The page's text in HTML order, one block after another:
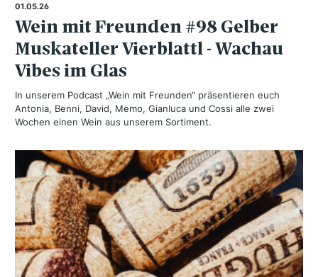
01.05.26
Wein mit Freunden #98 Gelber
Muskateller Vierblattl - Wachau
Vibes im Glas
In unserem Podcast „Wein mit Freunden“ präsentieren euch
Antonia, Benni, David, Memo, Gianluca und Cossi alle zwei
Wochen einen Wein aus unserem Sortiment.